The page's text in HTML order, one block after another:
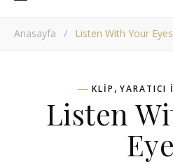
Anasayfa / Listen With Your Eyes
KLIP , YARATICI
Listen